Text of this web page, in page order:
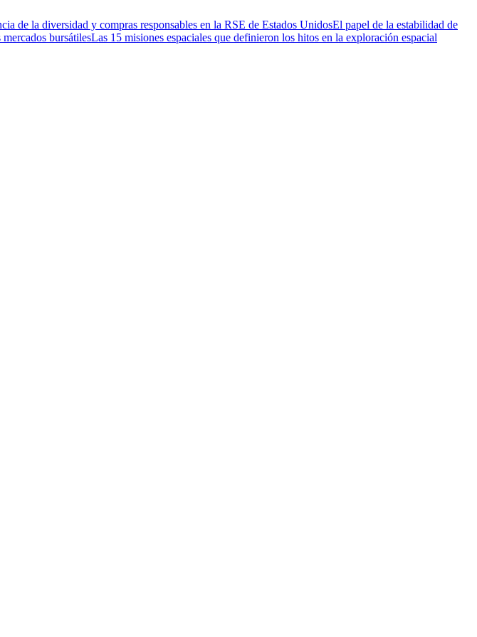
de la diversidad y compras responsables en la RSE de Estados UnidosEl papel de la estabilidad de
bursátilesLas 15 misiones espaciales que definieron los hitos en la exploración espacial